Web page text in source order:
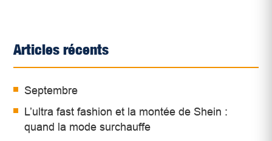
Articles récents
Septembre
L’ultra fast fashion et la montée de Shein :
quand la mode surchauffe